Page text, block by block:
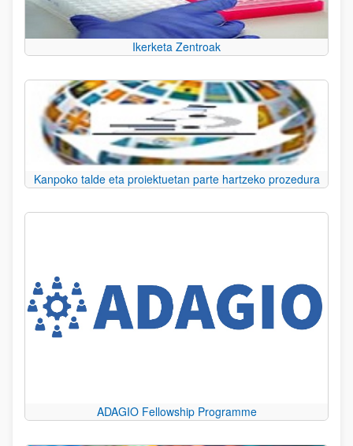
Ikerketa Zentroak
Kanpoko talde eta proiektuetan parte hartzeko prozedura
ADAGIO Fellowship Programme